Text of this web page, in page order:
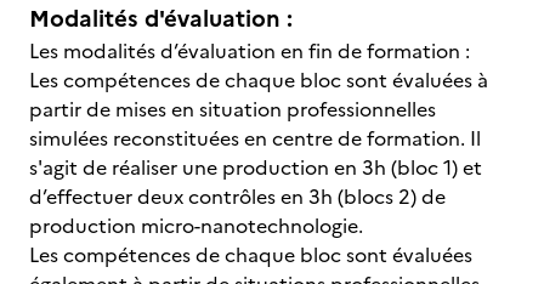
Modalités d'évaluation :
Les modalités d’évaluation en fin de formation :
Les compétences de chaque bloc sont évaluées à
partir de mises en situation professionnelles
simulées reconstituées en centre de formation. Il
s'agit de réaliser une production en 3h (bloc 1) et
d’effectuer deux contrôles en 3h (blocs 2) de
production micro-nanotechnologie.
Les compétences de chaque bloc sont évaluées